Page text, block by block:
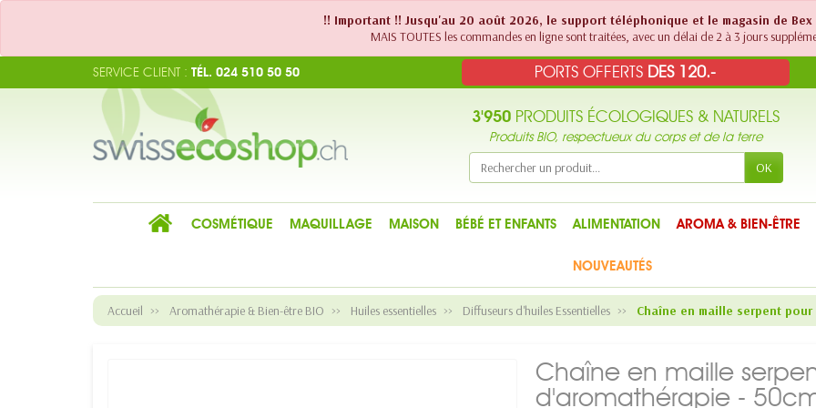
!! Important !! Jusqu'au 20 août 2026, le support téléphonique et le magasin de
MAIS TOUTES les commandes en ligne sont traitées, avec un délai de 2 à 3 jours
PORTS OFFERTS DES 120.-
SERVICE CLIENT : TÉL. 024 510 50 50
3'950 PRODUITS ÉCOLOGIQUES & NATURELS
Produits BIO, respectueux du corps et de la terre
OK
COSMÉTIQUE MAQUILLAGE MAISON BÉBÉ ET ENFANTS ALIMENTATION AROMA & BIEN-ÊTRE
NOUVEAUTÉS
Accueil Aromathérapie & Bien-être BIO Huiles essentielles Diffuseurs d'huiles Essentielles Chaîne en maille serpent
Chaîne en maille
d'aromathérapie -